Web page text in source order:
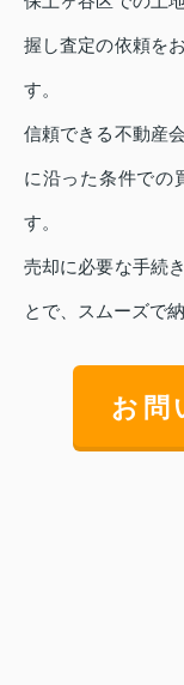
握し査定の依頼を
す。
信頼できる不動産
に沿った条件での
す。
売却に必要な手続
とで、スムーズで
お問